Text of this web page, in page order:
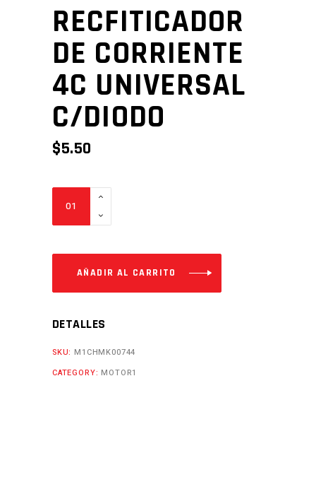
RECFITICADOR
DE CORRIENTE
4C UNIVERSAL
C/DIODO
$5.50
RECFITICADOR
4C
UNIVERSAL
C/DIODO
AÑADIR AL CARRITO
DETALLES
SKU: M1CHMK00744
CATEGORY: MOTOR1